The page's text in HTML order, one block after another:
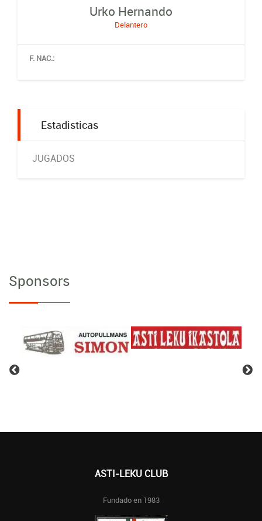
Urko Hernando
Delantero
F. NAC.:
Estadisticas
JUGADOS
Sponsors
ASTI-LEKU CLUB
Fundado en 1983